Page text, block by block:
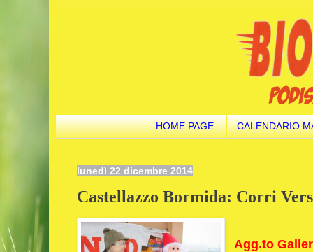
HOME PAGE CALENDARIO
lunedì 22 dicembre 2014
Castellazzo Bormida: Corri
Agg.to